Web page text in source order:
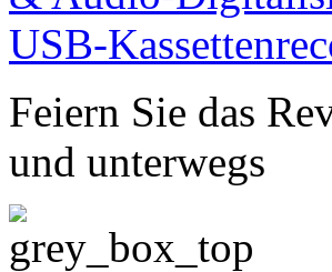
Feiern Sie das
und unterwegs